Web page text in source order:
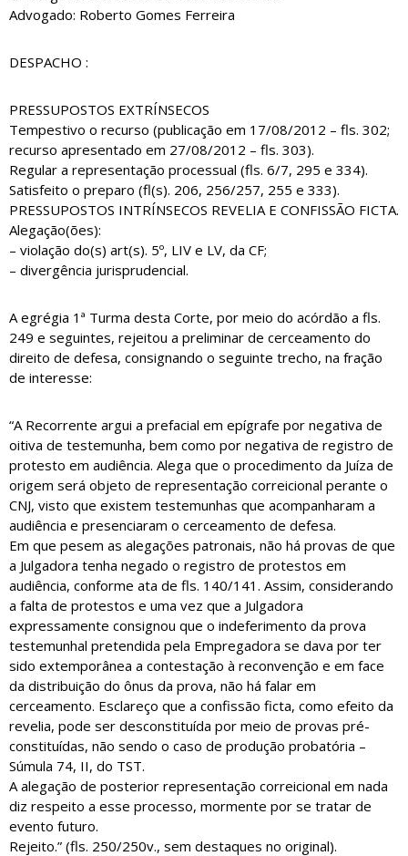
Advogado: Roberto Gomes Ferreira
DESPACHO :
PRESSUPOSTOS EXTRÍNSECOS
Tempestivo o recurso (publicação em 17/08/2012 – fls. 302;
recurso apresentado em 27/08/2012 – fls. 303).
Regular a representação processual (fls. 6/7, 295 e 334).
Satisfeito o preparo (fl(s). 206, 256/257, 255 e 333).
PRESSUPOSTOS INTRÍNSECOS REVELIA E CONFISSÃO FICTA.
Alegação(ões):
– violação do(s) art(s). 5º, LIV e LV, da CF;
– divergência jurisprudencial.
A egrégia 1ª Turma desta Corte, por meio do acórdão a fls.
249 e seguintes, rejeitou a preliminar de cerceamento do
direito de defesa, consignando o seguinte trecho, na fração
de interesse:
“A Recorrente argui a prefacial em epígrafe por negativa de
oitiva de testemunha, bem como por negativa de registro de
protesto em audiência. Alega que o procedimento da Juíza de
origem será objeto de representação correicional perante o
CNJ, visto que existem testemunhas que acompanharam a
audiência e presenciaram o cerceamento de defesa.
Em que pesem as alegações patronais, não há provas de que
a Julgadora tenha negado o registro de protestos em
audiência, conforme ata de fls. 140/141. Assim, considerando
a falta de protestos e uma vez que a Julgadora
expressamente consignou que o indeferimento da prova
testemunhal pretendida pela Empregadora se dava por ter
sido extemporânea a contestação à reconvenção e em face
da distribuição do ônus da prova, não há falar em
cerceamento. Esclareço que a confissão ficta, como efeito da
revelia, pode ser desconstituída por meio de provas pré-
constituídas, não sendo o caso de produção probatória –
Súmula 74, II, do TST.
A alegação de posterior representação correicional em nada
diz respeito a esse processo, mormente por se tratar de
evento futuro.
Rejeito.” (fls. 250/250v., sem destaques no original).